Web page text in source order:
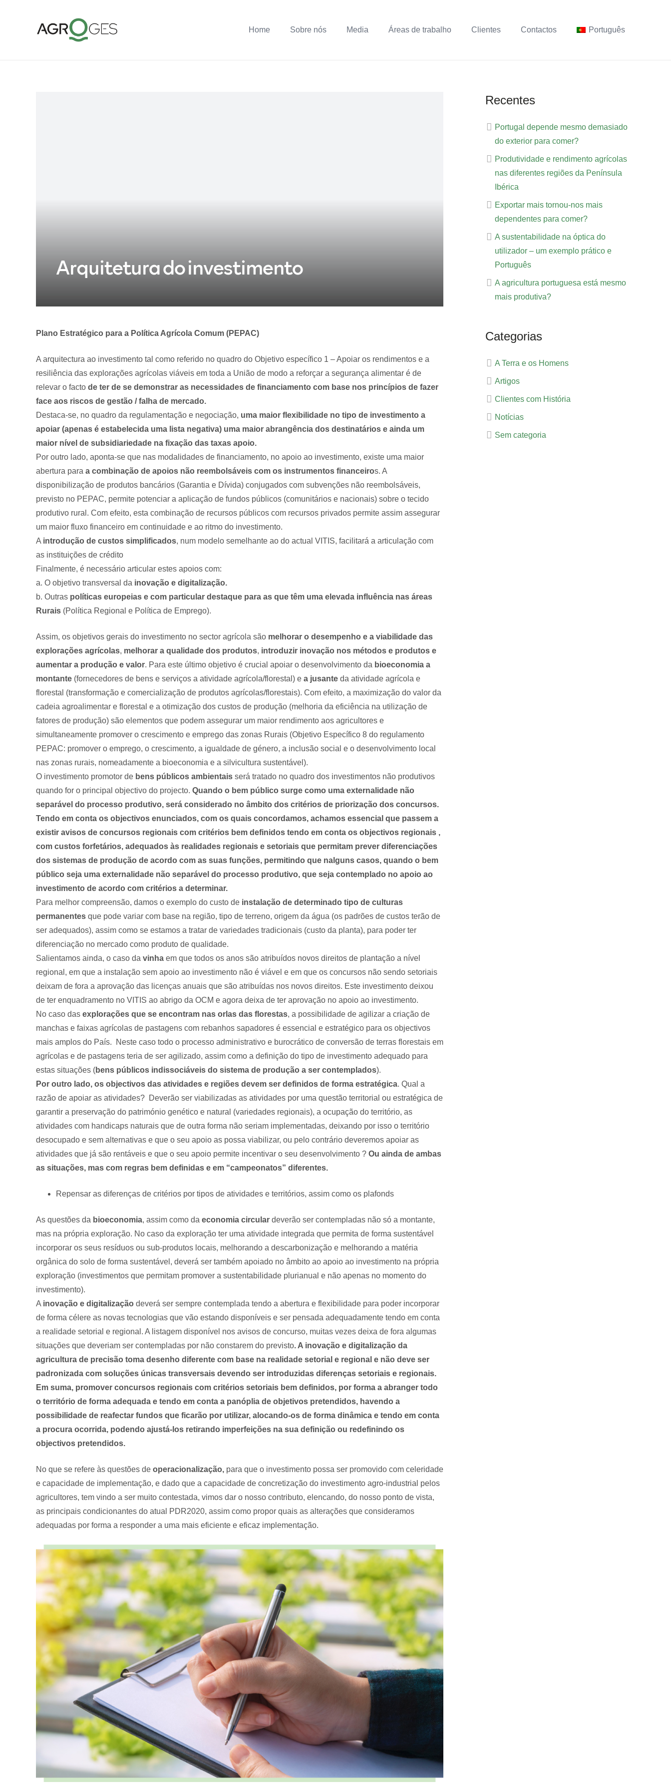
Home Sobre nós Media Áreas de trabalho Clientes Contactos Português
Arquitetura do investimento
Plano Estratégico para a Política Agrícola Comum (PEPAC)
A arquitectura ao investimento tal como referido no quadro do Objetivo específico 1 – Apoiar os rendimentos e a
resiliência das explorações agrícolas viáveis em toda a União de modo a reforçar a segurança alimentar é de
relevar o facto de ter de se demonstrar as necessidades de financiamento com base nos princípios de fazer
face aos riscos de gestão / falha de mercado.
Destaca-se, no quadro da regulamentação e negociação, uma maior flexibilidade no tipo de investimento a
apoiar (apenas é estabelecida uma lista negativa) uma maior abrangência dos destinatários e ainda um
maior nível de subsidiariedade na fixação das taxas apoio.
Por outro lado, aponta-se que nas modalidades de financiamento, no apoio ao investimento, existe uma maior
abertura para a combinação de apoios não reembolsáveis com os instrumentos financeiros. A
disponibilização de produtos bancários (Garantia e Dívida) conjugados com subvenções não reembolsáveis,
previsto no PEPAC, permite potenciar a aplicação de fundos públicos (comunitários e nacionais) sobre o tecido
produtivo rural. Com efeito, esta combinação de recursos públicos com recursos privados permite assim assegurar
um maior fluxo financeiro em continuidade e ao ritmo do investimento.
A introdução de custos simplificados, num modelo semelhante ao do actual VITIS, facilitará a articulação com
as instituições de crédito
Finalmente, é necessário articular estes apoios com:
a. O objetivo transversal da inovação e digitalização.
b. Outras políticas europeias e com particular destaque para as que têm uma elevada influência nas áreas
Rurais (Política Regional e Política de Emprego).
Assim, os objetivos gerais do investimento no sector agrícola são melhorar o desempenho e a viabilidade das
explorações agrícolas, melhorar a qualidade dos produtos, introduzir inovação nos métodos e produtos e
aumentar a produção e valor. Para este último objetivo é crucial apoiar o desenvolvimento da bioeconomia a
montante (fornecedores de bens e serviços a atividade agrícola/florestal) e a jusante da atividade agrícola e
florestal (transformação e comercialização de produtos agrícolas/florestais). Com efeito, a maximização do valor da
cadeia agroalimentar e florestal e a otimização dos custos de produção (melhoria da eficiência na utilização de
fatores de produção) são elementos que podem assegurar um maior rendimento aos agricultores e
simultaneamente promover o crescimento e emprego das zonas Rurais (Objetivo Específico 8 do regulamento
PEPAC: promover o emprego, o crescimento, a igualdade de género, a inclusão social e o desenvolvimento local
nas zonas rurais, nomeadamente a bioeconomia e a silvicultura sustentável).
O investimento promotor de bens públicos ambientais será tratado no quadro dos investimentos não produtivos
quando for o principal objectivo do projecto. Quando o bem público surge como uma externalidade não
separável do processo produtivo, será considerado no âmbito dos critérios de priorização dos concursos.
Tendo em conta os objectivos enunciados, com os quais concordamos, achamos essencial que passem a
existir avisos de concursos regionais com critérios bem definidos tendo em conta os objectivos regionais ,
com custos forfetários, adequados às realidades regionais e setoriais que permitam prever diferenciações
dos sistemas de produção de acordo com as suas funções, permitindo que nalguns casos, quando o bem
público seja uma externalidade não separável do processo produtivo, que seja contemplado no apoio ao
investimento de acordo com critérios a determinar.
Para melhor compreensão, damos o exemplo do custo de instalação de determinado tipo de culturas
permanentes que pode variar com base na região, tipo de terreno, origem da água (os padrões de custos terão de
ser adequados), assim como se estamos a tratar de variedades tradicionais (custo da planta), para poder ter
diferenciação no mercado como produto de qualidade.
Salientamos ainda, o caso da vinha em que todos os anos são atribuídos novos direitos de plantação a nível
regional, em que a instalação sem apoio ao investimento não é viável e em que os concursos não sendo setoriais
deixam de fora a aprovação das licenças anuais que são atribuídas nos novos direitos. Este investimento deixou
de ter enquadramento no VITIS ao abrigo da OCM e agora deixa de ter aprovação no apoio ao investimento.
No caso das explorações que se encontram nas orlas das florestas, a possibilidade de agilizar a criação de
manchas e faixas agrícolas de pastagens com rebanhos sapadores é essencial e estratégico para os objectivos
mais amplos do País. Neste caso todo o processo administrativo e burocrático de conversão de terras florestais em
agrícolas e de pastagens teria de ser agilizado, assim como a definição do tipo de investimento adequado para
estas situações (bens públicos indissociáveis do sistema de produção a ser contemplados).
Por outro lado, os objectivos das atividades e regiões devem ser definidos de forma estratégica. Qual a
razão de apoiar as atividades? Deverão ser viabilizadas as atividades por uma questão territorial ou estratégica de
garantir a preservação do património genético e natural (variedades regionais), a ocupação do território, as
atividades com handicaps naturais que de outra forma não seriam implementadas, deixando por isso o território
desocupado e sem alternativas e que o seu apoio as possa viabilizar, ou pelo contrário deveremos apoiar as
atividades que já são rentáveis e que o seu apoio permite incentivar o seu desenvolvimento ? Ou ainda de ambas
as situações, mas com regras bem definidas e em “campeonatos” diferentes.
Repensar as diferenças de critérios por tipos de atividades e territórios, assim como os plafonds
As questões da bioeconomia, assim como da economia circular deverão ser contempladas não só a montante,
mas na própria exploração. No caso da exploração ter uma atividade integrada que permita de forma sustentável
incorporar os seus resíduos ou sub-produtos locais, melhorando a descarbonização e melhorando a matéria
orgânica do solo de forma sustentável, deverá ser também apoiado no âmbito ao apoio ao investimento na própria
exploração (investimentos que permitam promover a sustentabilidade plurianual e não apenas no momento do
investimento).
A inovação e digitalização deverá ser sempre contemplada tendo a abertura e flexibilidade para poder incorporar
de forma célere as novas tecnologias que vão estando disponíveis e ser pensada adequadamente tendo em conta
a realidade setorial e regional. A listagem disponível nos avisos de concurso, muitas vezes deixa de fora algumas
situações que deveriam ser contempladas por não constarem do previsto. A inovação e digitalização da
agricultura de precisão toma desenho diferente com base na realidade setorial e regional e não deve ser
padronizada com soluções únicas transversais devendo ser introduzidas diferenças setoriais e regionais.
Em suma, promover concursos regionais com critérios setoriais bem definidos, por forma a abranger todo
o território de forma adequada e tendo em conta a panóplia de objetivos pretendidos, havendo a
possibilidade de reafectar fundos que ficarão por utilizar, alocando-os de forma dinâmica e tendo em conta
a procura ocorrida, podendo ajustá-los retirando imperfeições na sua definição ou redefinindo os
objectivos pretendidos.
No que se refere às questões de operacionalização, para que o investimento possa ser promovido com celeridade
e capacidade de implementação, e dado que a capacidade de concretização do investimento agro-industrial pelos
agricultores, tem vindo a ser muito contestada, vimos dar o nosso contributo, elencando, do nosso ponto de vista,
as principais condicionantes do atual PDR2020, assim como propor quais as alterações que consideramos
adequadas por forma a responder a uma mais eficiente e eficaz implementação.
Recentes
Portugal depende mesmo demasiado
do exterior para comer?
Produtividade e rendimento agrícolas
nas diferentes regiões da Península
Ibérica
Exportar mais tornou-nos mais
dependentes para comer?
A sustentabilidade na óptica do
utilizador – um exemplo prático e
Português
A agricultura portuguesa está mesmo
mais produtiva?
Categorias
A Terra e os Homens
Artigos
Clientes com História
Notícias
Sem categoria